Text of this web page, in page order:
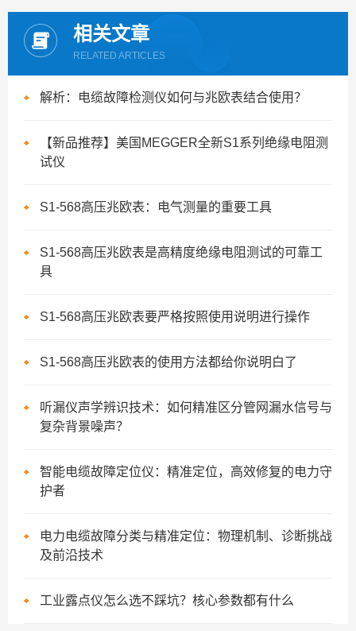
相关文章
RELATED ARTICLES
解析：电缆故障检测仪如何与兆欧表结合使用？
【新品推荐】美国MEGGER全新S1系列绝缘电阻测
试仪
S1-568高压兆欧表：电气测量的重要工具
S1-568高压兆欧表是高精度绝缘电阻测试的可靠工
具
S1-568高压兆欧表要严格按照使用说明进行操作
S1-568高压兆欧表的使用方法都给你说明白了
听漏仪声学辨识技术：如何精准区分管网漏水信号与
复杂背景噪声？
智能电缆故障定位仪：精准定位，高效修复的电力守
护者
电力电缆故障分类与精准定位：物理机制、诊断挑战
及前沿技术
工业露点仪怎么选不踩坑？核心参数都有什么